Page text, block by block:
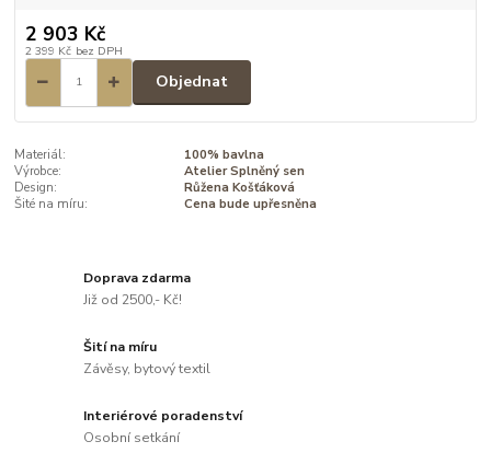
2 903 Kč
2 399 Kč bez DPH
Objednat
Materiál:
100% bavlna
Výrobce:
Atelier Splněný sen
Design:
Růžena Košťáková
Šité na míru:
Cena bude upřesněna
Doprava zdarma
Již od 2500,- Kč!
Šití na míru
Závěsy, bytový textil
Interiérové poradenství
Osobní setkání